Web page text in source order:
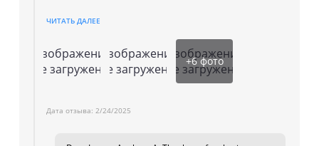
газебо, и двухэтажное здание с двумя спальнями, двумя
санузлами и двумя большими гостиными с кухнями. На
втором этаже есть терраса и бассейн. Есть
холодильник, кофе-машины капсульная, плита, мойка,
бутылированная вода, капсулы для кофе, чай
ЧИТАТЬ ДАЛЕЕ
Изображение
не загружено
Изображение
не загружено
Изображение
не загружено
+6фото
Дата отзыва: 2/24/2025